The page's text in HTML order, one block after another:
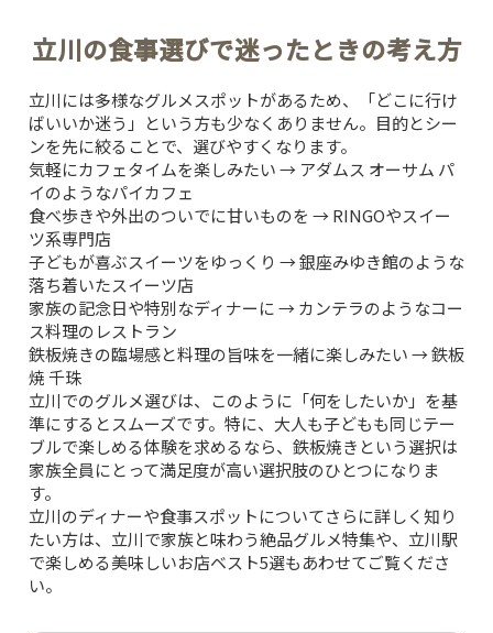
TOP
CONCEPT
立川の食事選びで迷ったときの考え方
立川には多様なグルメスポットがあるため、「どこに行け
ばいいか迷う」という方も少なくありません。目的とシー
ンを先に絞ることで、選びやすくなります。
気軽にカフェタイムを楽しみたい → アダムス オーサム パ
イのようなパイカフェ
食べ歩きや外出のついでに甘いものを → RINGOやスイー
ツ系専門店
子どもが喜ぶスイーツをゆっくり → 銀座みゆき館のような
落ち着いたスイーツ店
家族の記念日や特別なディナーに → カンテラのようなコー
ス料理のレストラン
鉄板焼きの臨場感と料理の旨味を一緒に楽しみたい → 鉄板
焼 千珠
立川でのグルメ選びは、このように「何をしたいか」を基
準にするとスムーズです。特に、大人も子どもも同じテー
ブルで楽しめる体験を求めるなら、鉄板焼きという選択は
家族全員にとって満足度が高い選択肢のひとつになりま
す。
立川のディナーや食事スポットについてさらに詳しく知り
たい方は、 立川で家族と味わう絶品グルメ特集や、 立川駅
で楽しめる美味しいお店ベスト5選もあわせてご覧くださ
い。